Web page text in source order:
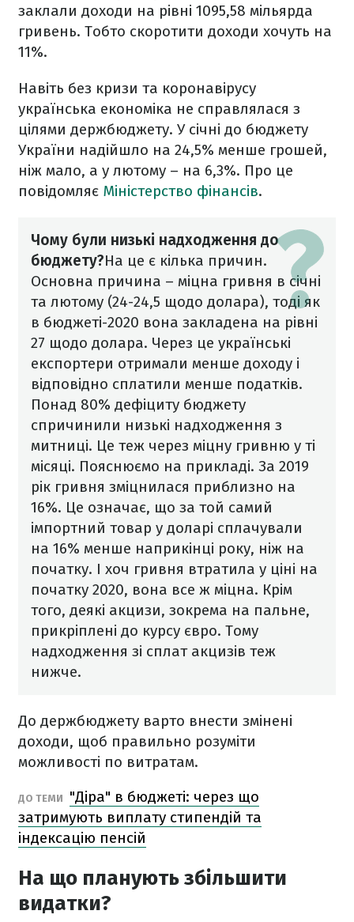
заклали доходи на рівні 1095,58 мільярда
гривень. Тобто скоротити доходи хочуть на
11%.
Навіть без кризи та коронавірусу
українська економіка не справлялася з
цілями держбюджету. У січні до бюджету
України надійшло на 24,5% менше грошей,
ніж мало, а у лютому – на 6,3%. Про це
повідомляє Міністерство фінансів.
Чому були низькі надходження до
бюджету?На це є кілька причин.
Основна причина – міцна гривня в січні
та лютому (24-24,5 щодо долара), тоді як
в бюджеті-2020 вона закладена на рівні
27 щодо долара. Через це українські
експортери отримали менше доходу і
відповідно сплатили менше податків.
Понад 80% дефіциту бюджету
спричинили низькі надходження з
митниці. Це теж через міцну гривню у ті
місяці. Пояснюємо на прикладі. За 2019
рік гривня зміцнилася приблизно на
16%. Це означає, що за той самий
імпортний товар у доларі сплачували
на 16% менше наприкінці року, ніж на
початку. І хоч гривня втратила у ціні на
початку 2020, вона все ж міцна. Крім
того, деякі акцизи, зокрема на пальне,
прикріплені до курсу євро. Тому
надходження зі сплат акцизів теж
нижче.
До держбюджету варто внести змінені
доходи, щоб правильно розуміти
можливості по витратам.
ДО ТЕМИ
"Діра" в бюджеті: через що
затримують виплату стипендій та
індексацію пенсій
На що планують збільшити
видатки?